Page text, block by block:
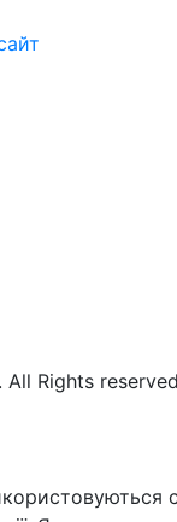
Rights